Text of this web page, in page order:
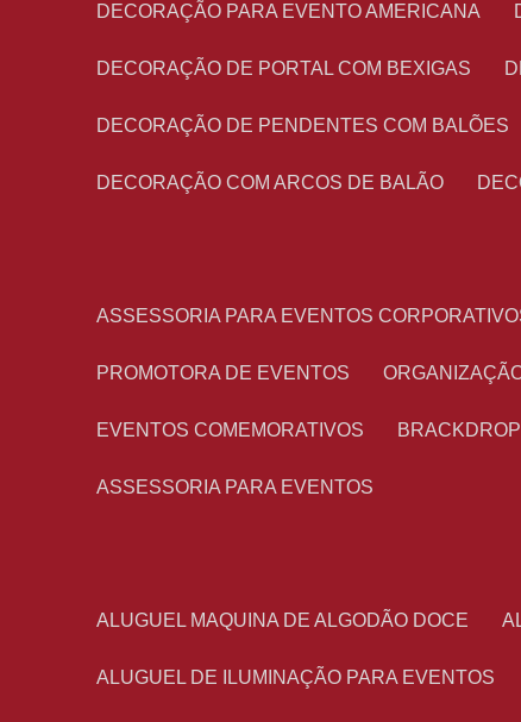
DECORAÇÃO PARA EVENTO AMERICANA
DECORAÇÃO DE PORTAL COM BEXIGAS
DECORAÇÃO DE PENDENTES COM BALÕES
DECORAÇÃO COM ARCOS DE BALÃO
ASSESSORIA PARA EVENTOS
PROMOTORA DE EVENTOS
EVENTOS COMEMORATIVOS
ASSESSORIA PARA EVENTOS
ALUGUEL MAQUINA DE ALGODÃO DOCE
ALUGUEL DE ILUMINAÇÃO PARA EVENTOS